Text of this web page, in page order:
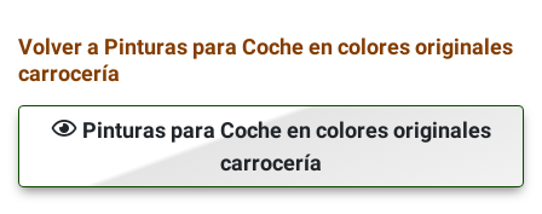
Volver a Pinturas para Coche en colores originales
carrocería
Pinturas para Coche en colores originales
carrocería